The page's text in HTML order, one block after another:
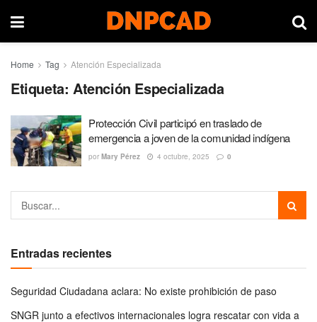
Home Tag Atención Especializada
Etiqueta: Atención Especializada
Protección Civil participó en traslado de
emergencia a joven de la comunidad indígena
por Mary Pérez 4 octubre, 2025 0
Entradas recientes
Seguridad Ciudadana aclara: No existe prohibición de paso
SNGR junto a efectivos internacionales logra rescatar con vida a